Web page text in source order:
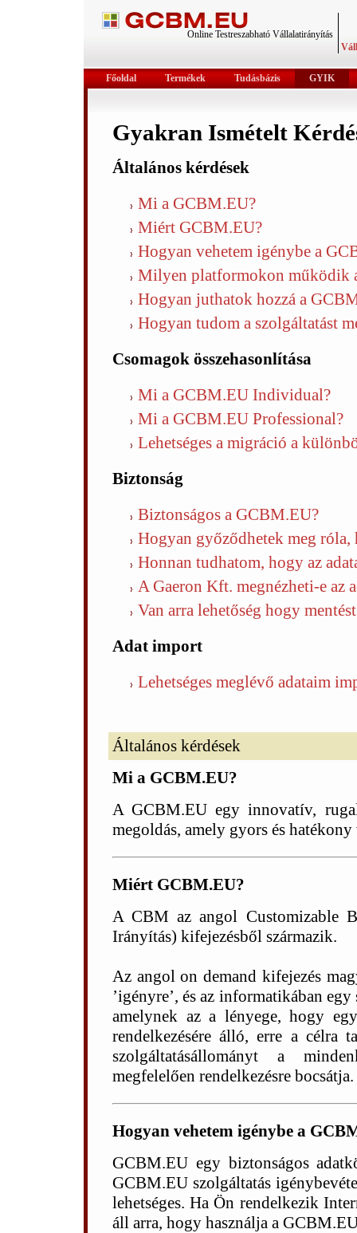
Online Testreszabható Vállalatirányítás
Főoldal Termékek Tudásbázis GYIK
Gyakran Ismételt
Általános kérdések
Mi a GCBM.EU?
Miért GCBM.EU?
Hogyan vehetem igénybe a
Milyen platformokon működik
Hogyan juthatok hozzá a
Hogyan tudom a szolgáltatást
Csomagok összehasonlítása
Mi a GCBM.EU Individual?
Mi a GCBM.EU Professional?
Lehetséges a migráció a
Biztonság
Biztonságos a GCBM.EU?
Hogyan győződhetek meg róla,
Honnan tudhatom, hogy az
A Gaeron Kft. megnézheti-e az
Van arra lehetőség hogy
Adat import
Lehetséges meglévő adataim
Általános kérdések
Mi a GCBM.EU?
A GCBM.EU egy innovatív,
megoldás, amely gyors és
Miért GCBM.EU?
A CBM az angol Customizable
Irányítás) kifejezésből származik.
Az angol on demand kifejezés
’igényre’, és az informatikában
amelynek az a lényege, hogy
rendelkezésére álló, erre a célra
szolgáltatásállományt a
megfelelően rendelkezésre bocsátja.
Hogyan vehetem igénybe a
GCBM.EU egy biztonságos
GCBM.EU szolgáltatás
lehetséges. Ha Ön rendelkezik
áll arra, hogy használja a